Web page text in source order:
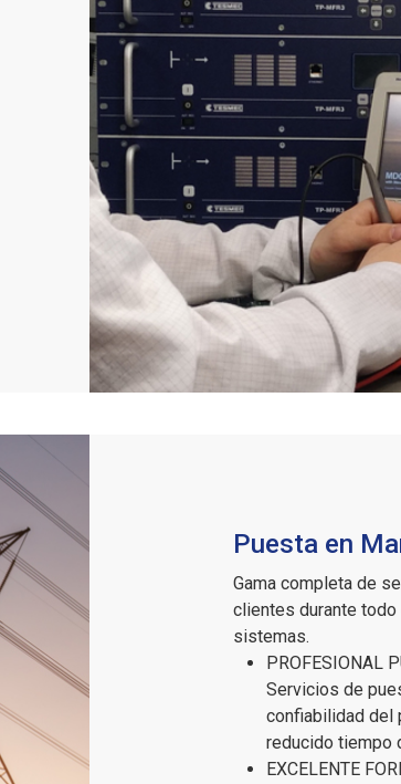
Puesta en
Gama completa de
clientes durante
sistemas.
PROFESIONAL
Servicios de
confiabilidad del
reducido tiempo
EXCELENTE